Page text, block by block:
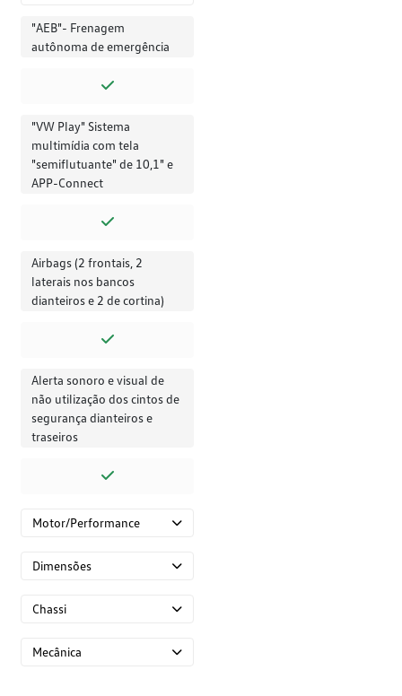
"AEB"- Frenagem
autônoma de emergência
"VW Play" Sistema
multimídia com tela
"semiflutuante" de 10,1" e
APP-Connect
Airbags (2 frontais, 2
laterais nos bancos
dianteiros e 2 de cortina)
Alerta sonoro e visual de
não utilização dos cintos de
segurança dianteiros e
traseiros
Motor/Performance
Dimensões
Chassi
Mecânica